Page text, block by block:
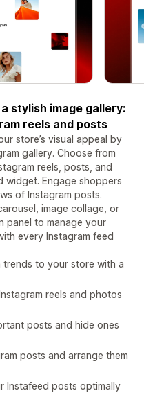
stylish image gallery:
reels and posts
store’s visual appeal by
gallery. Choose from
reels, posts, and
widget. Engage shoppers
of Instagram posts.
image collage, or
panel to manage your
every Instagram feed
to your store with a
reels and photos
posts and hide ones
posts and arrange them
Instafeed posts optimally